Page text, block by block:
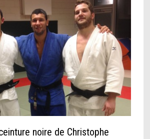
noire de Christophe